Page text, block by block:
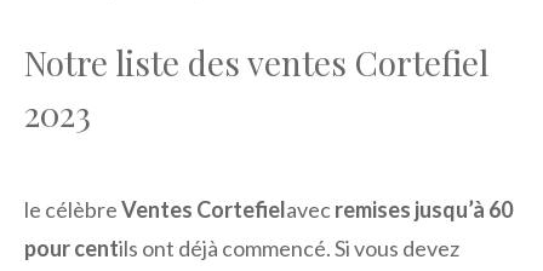
Notre liste des ventes Cortefiel
2023
le célèbreVentes Cortefielavecremises jusqu’à 60
pour centils ont déjà commencé. Si vous devez